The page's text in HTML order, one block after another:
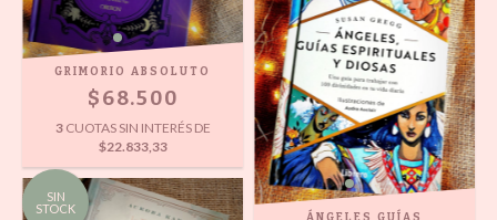
GRIMORIO ABSOLUTO
$68.500
3 CUOTAS SIN INTERÉS DE
$22.833,33
SIN
STOCK